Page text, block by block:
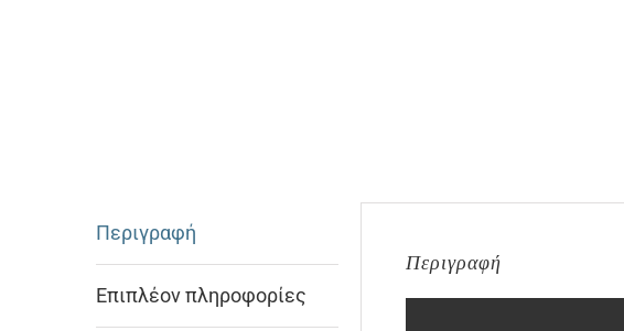
Περιγραφή
Επιπλέον πληροφορίες
Περιγραφή